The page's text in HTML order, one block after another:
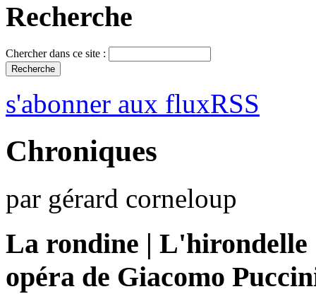
Recherche
Chercher dans ce site :
s'abonner aux fluxRSS
Chroniques
par gérard corneloup
La rondine | L'hirondelle
opéra de Giacomo